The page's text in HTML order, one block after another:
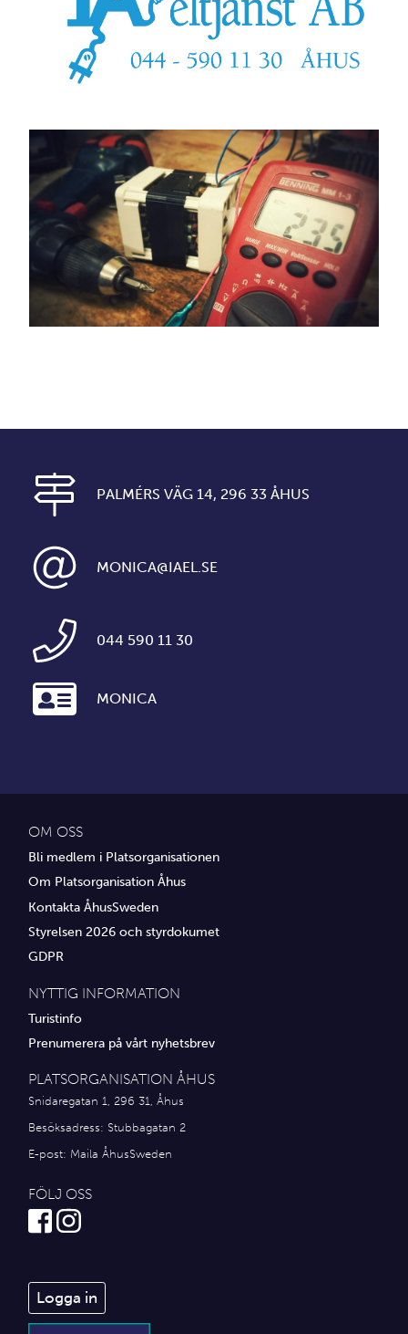
PALMÉRS VÄG 14, 296 33 ÅHUS
MONICA@IAEL.SE
044 590 11 30
MONICA
OM OSS
Bli medlem i Platsorganisationen
Om Platsorganisation Åhus
Kontakta ÅhusSweden
Styrelsen 2026 och styrdokumet
GDPR
NYTTIG INFORMATION
Turistinfo
Prenumerera på vårt nyhetsbrev
PLATSORGANISATION ÅHUS
Snidaregatan 1, 296 31, Åhus
Besöksadress: Stubbagatan 2
E-post: Maila ÅhusSweden
FÖLJ OSS
Logga in